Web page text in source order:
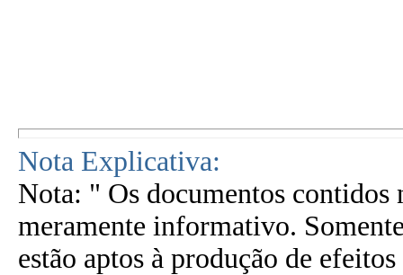
Nota Explicativa:
Nota: " Os documentos contidos
meramente informativo.
estão aptos à produção de